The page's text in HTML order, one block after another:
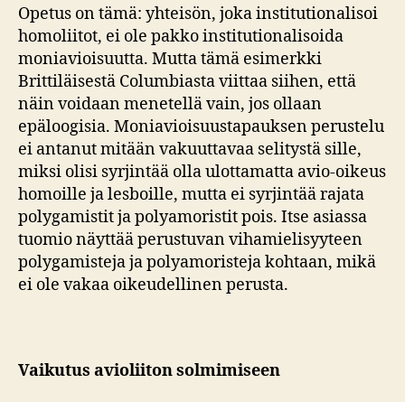
Opetus on tämä: yhteisön, joka institutionalisoi
homoliitot, ei ole pakko institutionalisoida
moniavioisuutta. Mutta tämä esimerkki
Brittiläisestä Columbiasta viittaa siihen, että
näin voidaan menetellä vain, jos ollaan
epäloogisia. Moniavioisuustapauksen perustelu
ei antanut mitään vakuuttavaa selitystä sille,
miksi olisi syrjintää olla ulottamatta avio-oikeus
homoille ja lesboille, mutta ei syrjintää rajata
polygamistit ja polyamoristit pois. Itse asiassa
tuomio näyttää perustuvan vihamielisyyteen
polygamisteja ja polyamoristeja kohtaan, mikä
ei ole vakaa oikeudellinen perusta.
Vaikutus avioliiton solmimiseen